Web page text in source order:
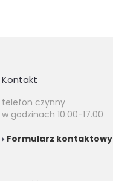
Kontakt
telefon czynny
w godzinach 10.00-17.00
Formularz kontaktowy